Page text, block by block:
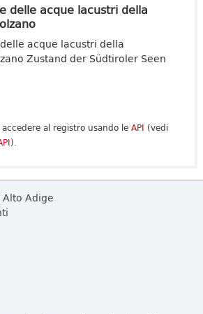
delle acque lacustri della
acque lacustri della
Zustand der Südtiroler Seen
al registro usando le API (vedi
).
Adige